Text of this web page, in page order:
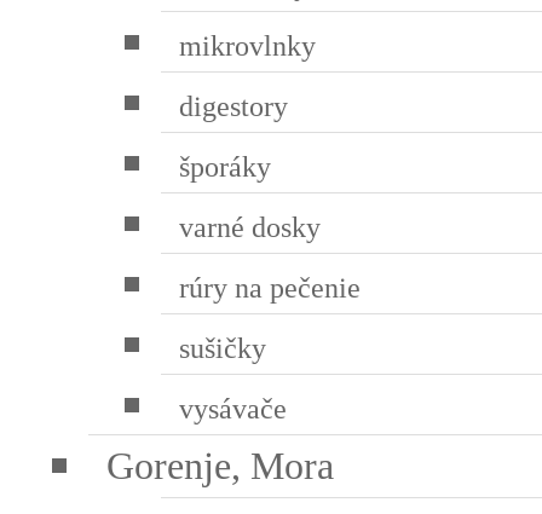
mikrovlnky
digestory
šporáky
varné dosky
rúry na pečenie
sušičky
vysávače
Gorenje, Mora